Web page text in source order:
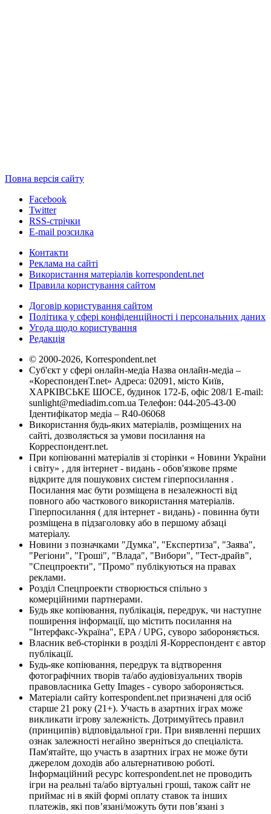
Повна версія сайту
Facebook
Twitter
RSS-стрічки
E-mail розсилка
Контакти
Реклама на сайті
Використання матеріалів korrespondent.net
Правила користування сайтом
Договір користування сайтом
Політика у сфері конфіденційності і персональних даних
Угода щодо користування
Редакція
© 2000-2026, Korrespondent.net
Суб'єкт у сфері онлайн-медіа Назва онлайн-медіа –
«КореспонденТ.net» Адреса: 02091, місто Київ,
ХАРКІВСЬКЕ ШОСЕ, будинок 172-Б, офіс 208/1 E-mail:
sunlight@mediadim.com.ua Телефон: 044-205-43-00
Ідентифікатор медіа – R40-06068
Використання будь-яких матеріалів, розміщених на
сайті, дозволяється за умови посилання на
Корреспондент.net.
При копіюванні матеріалів зі сторінки « Новини України
і світу» , для інтернет - видань - обов'язкове пряме
відкрите для пошукових систем гіперпосилання .
Посилання має бути розміщена в незалежності від
повного або часткового використання матеріалів.
Гіперпосилання ( для інтернет - видань) - повинна бути
розміщена в підзаголовку або в першому абзаці
матеріалу.
Новини з позначками "Думка", "Експертиза", "Заява",
"Регіони", "Гроші", "Влада", "Вибори", "Тест-драйв",
"Спецпроекти", "Промо" публікуються на правах
реклами.
Розділ Спецпроекти створюється спільно з
комерційними партнерами.
Будь яке копіювання, публікація, передрук, чи наступне
поширення інформації, що містить посилання на
"Інтерфакс-Україна", EPA / UPG, суворо забороняється.
Власник веб-сторінки в розділі Я-Корреспондент є автор
публікації.
Будь-яке копіювання, передрук та відтворення
фотографічних творів та/або аудіовізуальних творів
правовласника Getty Images - суворо забороняється.
Матеріали сайту korrespondent.net призначені для осіб
старше 21 року (21+). Участь в азартних іграх може
викликати ігрову залежність. Дотримуйтесь правил
(принципів) відповідальної гри. При виявленні перших
ознак залежності негайно зверніться до спеціаліста.
Пам'ятайте, що участь в азартних іграх не може бути
джерелом доходів або альтернативою роботі.
Інформаційний ресурс korrespondent.net не проводить
ігри на реальні та/або віртуальні гроші, також сайт не
приймає ні в якій формі оплату ставок та інших
платежів, які пов’язані/можуть бути пов’язані з